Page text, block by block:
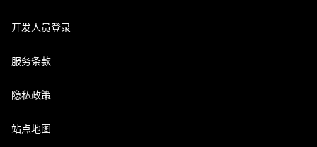
开发人员登录
服务条款
隐私政策
站点地图